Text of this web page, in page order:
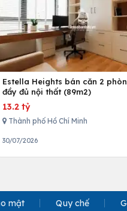
Estella Heights bán căn 2
đầy đủ nội thất (89m2)
13.2 tỷ
Thành phố Hồ Chí Minh
30/07/2026
mật Quy chế